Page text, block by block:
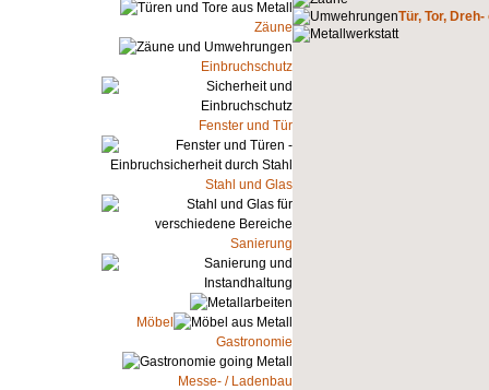
Zäune
Einbruchschutz
Fenster und Tür
Stahl und Glas
Sanierung
Möbel
Gastronomie
Messe- / Ladenbau
Tür, Tor,